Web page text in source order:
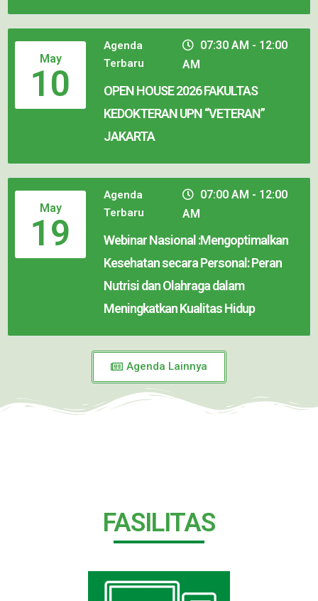
May
10
Agenda
Terbaru
07:30 AM - 12:00
AM
OPEN HOUSE 2026 FAKULTAS
KEDOKTERAN UPN “VETERAN”
JAKARTA
May
19
Agenda
Terbaru
07:00 AM - 12:00
AM
Webinar Nasional :Mengoptimalkan
Kesehatan secara Personal: Peran
Nutrisi dan Olahraga dalam
Meningkatkan Kualitas Hidup
Agenda Lainnya
FASILITAS